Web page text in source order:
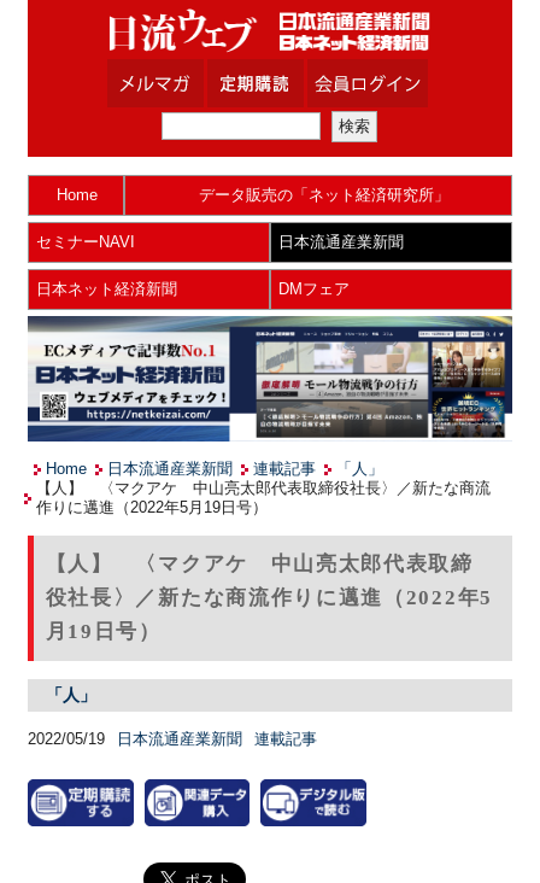
Home データ販売の「ネット経済研究所」
セミナーNAVI 日本流通産業新聞
日本ネット経済新聞 DMフェア
Home 日本流通産業新聞 連載記事
「人」
【人】 〈マクアケ 中山亮太郎代表取締役社長〉／新たな商流
作りに邁進（2022年5月19日号）
【人】 〈マクアケ 中山亮太郎代表取締
役社長〉／新たな商流作りに邁進（2022年5
月19日号）
「人」
2022/05/19 日本流通産業新聞 連載記事